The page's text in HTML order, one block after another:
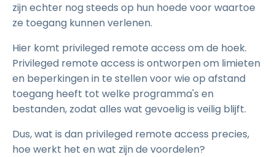
zijn echter nog steeds op hun hoede voor waartoe
ze toegang kunnen verlenen.
Hier komt privileged remote access om de hoek.
Privileged remote access is ontworpen om limieten
en beperkingen in te stellen voor wie op afstand
toegang heeft tot welke programma's en
bestanden, zodat alles wat gevoelig is veilig blijft.
Dus, wat is dan privileged remote access precies,
hoe werkt het en wat zijn de voordelen?